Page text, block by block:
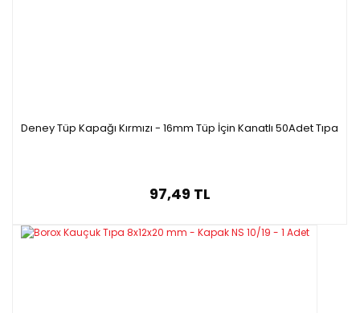
Deney Tüp Kapağı Kırmızı - 16mm Tüp İçin Kanatlı 50Adet Tıpa
97,49 TL